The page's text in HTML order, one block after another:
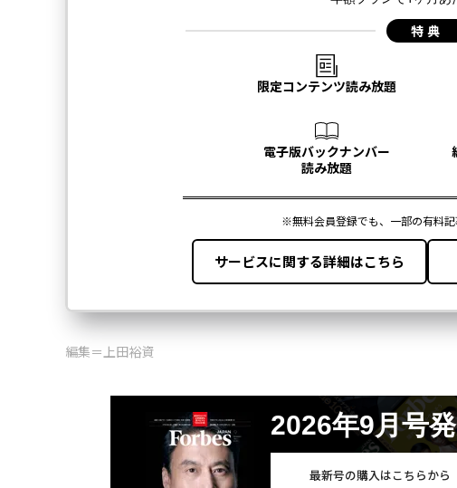
編集＝上田裕資
2026年9月号
最新号の購入はこちらから